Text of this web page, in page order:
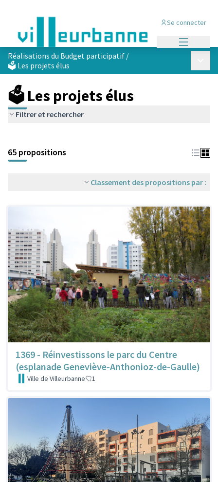
Se connecter
Réalisations du Budget participatif /
🗳️ Les projets élus
🗳️ Les projets élus
Filtrer et rechercher
+
−
65 propositions
Classement des propositions par :
1369 - Réinvestissons le parc du Centre
(esplanade Geneviève-Anthonioz-de-Gaulle)
Ville de Villeurbanne 1